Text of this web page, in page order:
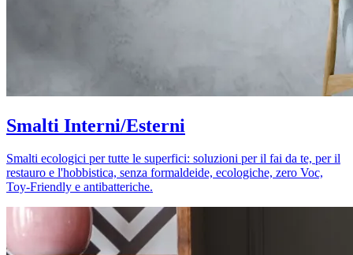
Smalti Interni/Esterni
Smalti ecologici per tutte le superfici: soluzioni per il fai da te, per il
restauro e l'hobbistica, senza formaldeide, ecologiche, zero Voc,
Toy-Friendly e antibatteriche.